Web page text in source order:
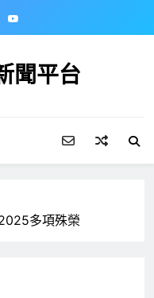
聞平台
多項殊榮